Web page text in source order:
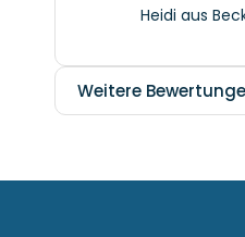
Heidi aus
Weitere